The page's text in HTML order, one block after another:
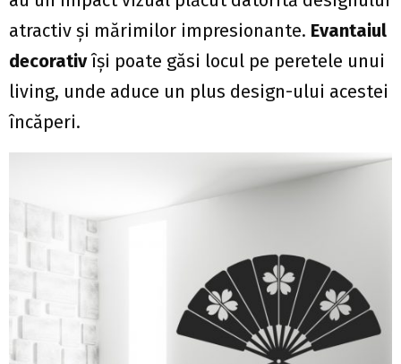
atractiv și mărimilor impresionante. Evantaiul
decorativîși poate găsi locul pe peretele unui
living, unde aduce un plus design-ului acestei
încăperi.